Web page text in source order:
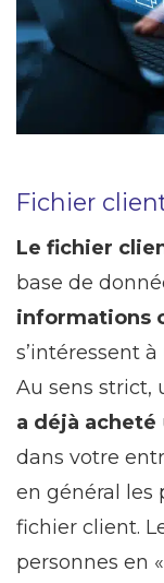
Fichier
Le fichier
base de
informations
s’intéressent
Au sens strict,
a déjà acheté
dans votre
en général les
fichier client.
personnes en